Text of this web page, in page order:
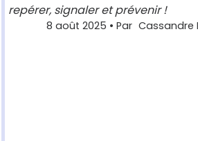
repérer, signaler et prévenir !
8 août 2025 • Par Cassandre